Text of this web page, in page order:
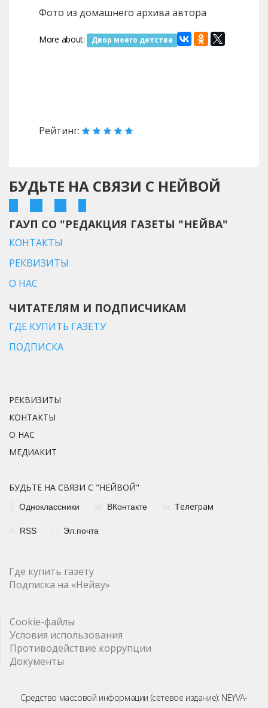
Фото из домашнего архива автора
More about: Двор моего детства
Рейтинг:
БУДЬТЕ НА СВЯЗИ С НЕЙВОЙ
ГАУП СО "РЕДАКЦИЯ ГАЗЕТЫ "НЕЙВА"
КОНТАКТЫ
РЕКВИЗИТЫ
О НАС
ЧИТАТЕЛЯМ И ПОДПИСЧИКАМ
ГДЕ КУПИТЬ ГАЗЕТУ
ПОДПИСКА
РЕКВИЗИТЫ
КОНТАКТЫ
О НАС
МЕДИАКИТ
БУДЬТЕ НА СВЯЗИ С "НЕЙВОЙ"
Одноклассники ВКонтакте Телеграм
RSS Эл.почта
Где купить газету
Подписка на «Нейву»
Cookie-файлы
Условия использования
Противодействие коррупции
Документы
Средство массовой информации (сетевое издание): NEYVA-